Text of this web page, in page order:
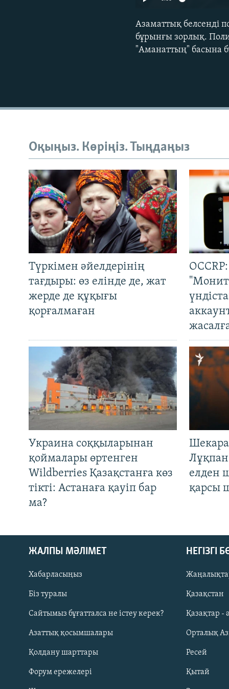
Русский
ЖАЗЫЛЫҢЫЗ
Азаматтық белсенді
бұрынғы зорлық.
"Аманаттың" басына
Оқыңыз. Көріңіз. Тыңдаңыз
Түркімен әйелдерінің
тағдыры: өз елінде де, жат
жерде де құқығы
қорғалмаған
Украина соққыларынан
қоймалары өртенген
Wildberries Қазақстанға көз
тікті: Астанаға қауіп бар
ма?
елден
қарсы
ЖАЛПЫ МӘЛІМЕТ
Хабарласыңыз
Біз туралы
Сайтымыз бұғатталса не істеу керек?
Азаттық қосымшалары
Қолдану шарттары
Форум ережелері
НЕГІЗГІ
Қазақстан
Қазақтар -
Орталық
Ресей
Қытай